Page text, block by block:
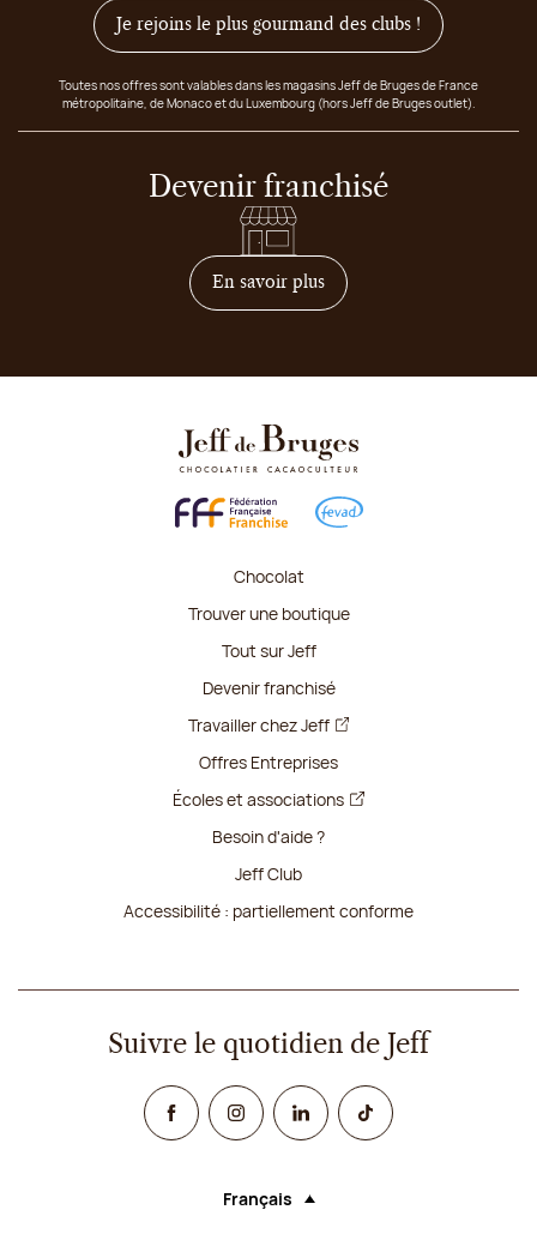
Je rejoins le plus gourmand des clubs !
Toutes nos offres sont valables dans les magasins Jeff de Bruges de France
métropolitaine, de Monaco et du Luxembourg (hors Jeff de Bruges outlet).
Devenir franchisé
En savoir plussur comment devenir
Chocolat
Trouver une boutique
Tout sur Jeff
Devenir franchisé
Travailler chez Jeff
Offres Entreprises
Écoles et associations
Besoin d'aide ?
Jeff Club
Accessibilité : partiellement conforme
Suivre le quotidien de Jeff
FacebookInstagramLinked InTikTok
Langue (sélectionner une option
Français